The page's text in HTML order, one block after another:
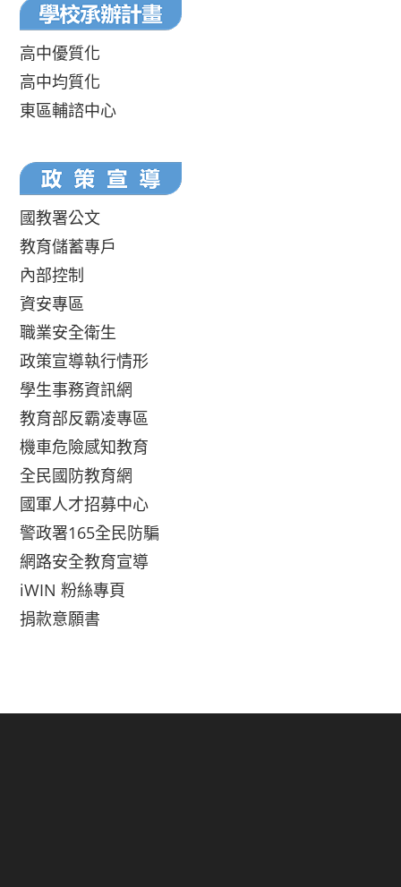
高中優質化
高中均質化
東區輔諮中心
國教署公文
教育儲蓄專戶
內部控制
資安專區
職業安全衛生
政策宣導執行情形
學生事務資訊網
教育部反霸凌專區
機車危險感知教育
全民國防教育網
國軍人才招募中心
警政署165全民防騙
網路安全教育宣導
iWIN 粉絲專頁
捐款意願書